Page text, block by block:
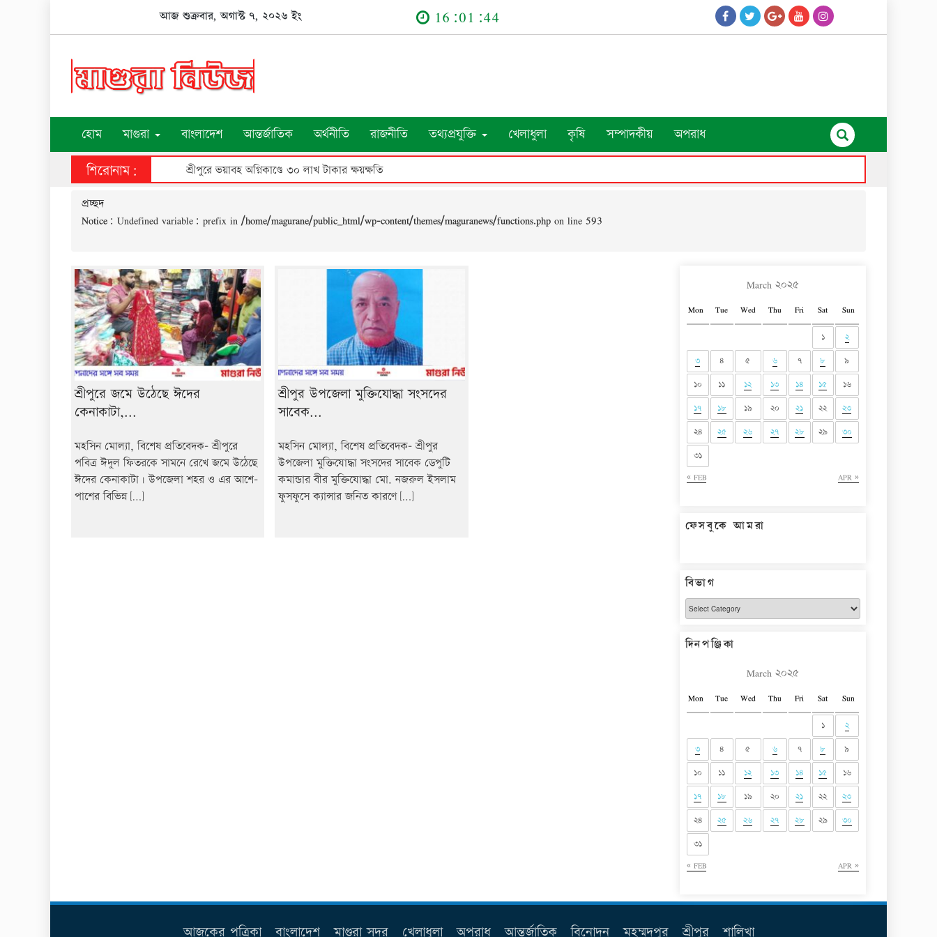
আজ শুক্রবার, অগাস্ট ৭, ২০২৬ ইং 16:01:44
হোম মাগুরা বাংলাদেশ আন্তর্জাতিক অর্থনীতি রাজনীতি তথ্যপ্রযুক্তি খেলাধুলা কৃষি সম্পাদকীয় অপরাধ
শিরোনাম: শ্রীপুরে ভয়াবহ অগ্নিকাণ্ডে ৩০ লাখ টাকার ক্ষয়ক্ষতি
প্রচ্ছদ
Notice : Undefined variable: prefix in /home/magurane/public_html/wp-content/themes/maguranews/functions.php on line 593
শ্রীপুরে জমে উঠেছে ঈদের
কেনাকাটা,...
মহসিন মোল্যা, বিশেষ প্রতিবেদক- শ্রীপুরে
পবিত্র ঈদুল ফিতরকে সামনে রেখে জমে উঠেছে
ঈদের কেনাকাটা। উপজেলা শহর ও এর আশে-
পাশের বিভিন্ন […]
শ্রীপুর উপজেলা মুক্তিযোদ্ধা সংসদের
সাবেক...
মহসিন মোল্যা, বিশেষ প্রতিবেদক- শ্রীপুর
উপজেলা মুক্তিযোদ্ধা সংসদের সাবেক ডেপুটি
কমান্ডার বীর মুক্তিযোদ্ধা মো. নজরুল ইসলাম
ফুসফুসে ক্যান্সার জনিত কারণে […]
March ২০২৫
Mon Tue Wed Thu Fri Sat Sun
« FEB APR »
১
২
৩
৪ ৫ ৬ ৭ ৮
৯
১০
১১ ১২ ১৩ ১৪ ১৫
১৬
১৭
১৮ ১৯ ২০ ২১ ২২
২৩
২৪
২৫ ২৬ ২৭ ২৮ ২৯
৩০
৩১
ফেসবুকে আমরা
বিভাগ
বিভাগ
দিনপঞ্জিকা
March ২০২৫
Mon Tue Wed Thu Fri Sat Sun
« FEB APR »
১
২
৩
৪ ৫ ৬ ৭ ৮
৯
১০
১১ ১২ ১৩ ১৪ ১৫
১৬
১৭
১৮ ১৯ ২০ ২১ ২২
২৩
২৪
২৫ ২৬ ২৭ ২৮ ২৯
৩০
৩১
আজকের পত্রিকা বাংলাদেশ মাগুরা সদর খেলাধুলা অপরাধ আন্তর্জাতিক বিনোদন মহম্মদপুর শ্রীপুর শালিখা